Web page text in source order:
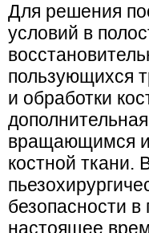
Для решения
условий в
пользующихся
и обработки
вращающимся
костной ткани.
безопасности в
настоящее